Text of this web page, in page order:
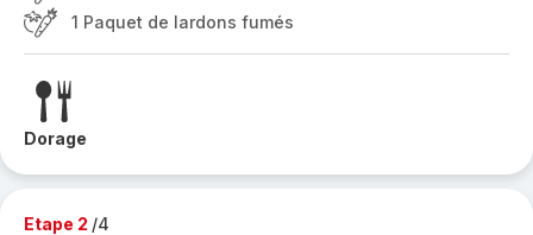
1 Paquet de lardons fumés
Dorage
Etape 2 /4